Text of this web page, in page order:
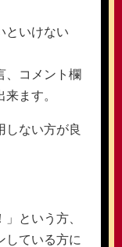
といけない
、コメント欄
ます。
しない方が良
という方、
している方に